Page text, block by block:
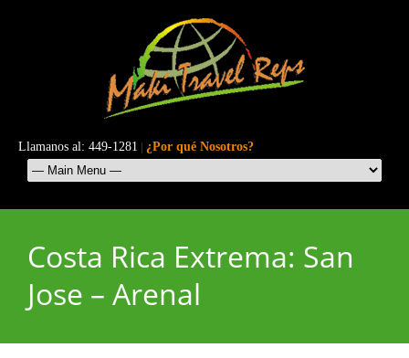
Llamanos al: 449-1281 | ¿Por qué Nosotros?
Costa Rica Extrema: San
Jose – Arenal